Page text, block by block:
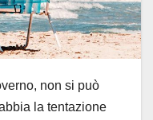
non si può
la tentazione